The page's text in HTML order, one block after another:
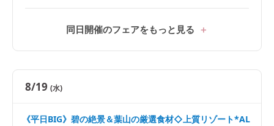
同日開催のフェアをもっと見る
8/19 (水)
《平日BIG》碧の絶景＆葉山の厳選食材◇上質リゾート*AL